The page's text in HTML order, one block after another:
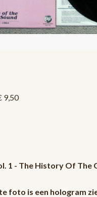
9,50
1 - The History Of The
foto is een hologram